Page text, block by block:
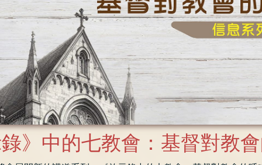
》中的七教會：基督對教